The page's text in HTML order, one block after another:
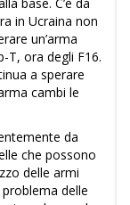
in Ucraina non
un’arma
T, ora degli F16.
a sperare
cambi le
da
che possono
delle armi
delle